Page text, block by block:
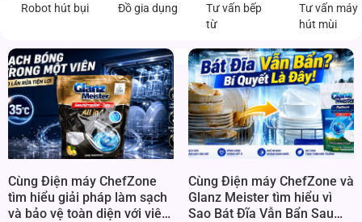
Robot hút bụi Đồ gia dụng
Tư vấn bếp
từ
Tư vấn máy
hút mùi
Cùng Điện máy ChefZone
tìm hiểu giải pháp làm sạch
và bảo vệ toàn diện với viên
Cùng Điện máy ChefZone và
Glanz Meister tìm hiểu vì
Sao Bát Đĩa Vẫn Bẩn Sau